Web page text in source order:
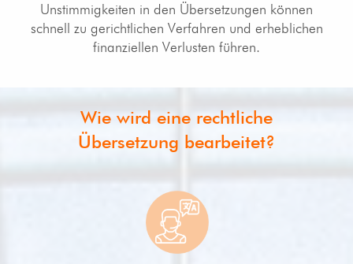
Unstimmigkeiten in den Übersetzungen können
schnell zu gerichtlichen Verfahren und erheblichen
finanziellen Verlusten führen.
Wie wird eine rechtliche
Übersetzung bearbeitet?